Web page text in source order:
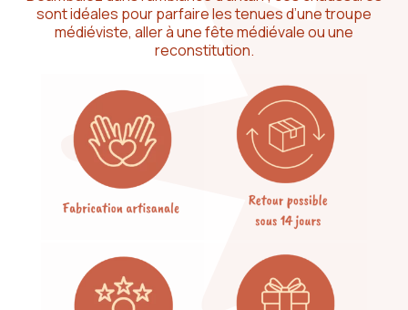
sont idéales pour parfaire les tenues d’une troupe
médiéviste, aller à une fête médiévale ou une
reconstitution.